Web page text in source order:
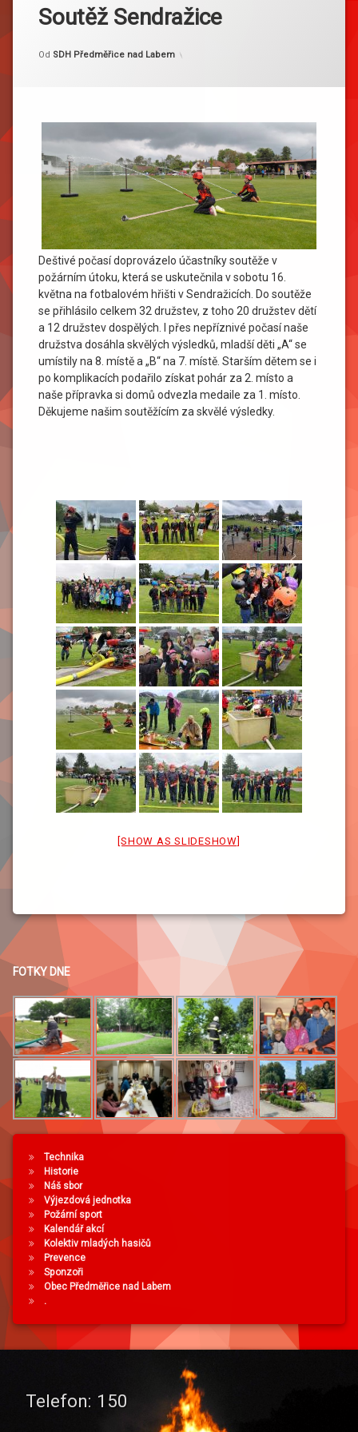
Soutěž Sendražice
Publikováno17. 5. 2026
Aktualizováno 19. 5. 2026
Od SDH Předměřice nad Labem
Deštivé počasí doprovázelo účastníky soutěže v
požárním útoku, která se uskutečnila v sobotu 16.
května na fotbalovém hřišti v Sendražicích. Do soutěže
se přihlásilo celkem 32 družstev, z toho 20 družstev dětí
a 12 družstev dospělých. I přes nepříznivé počasí naše
družstva dosáhla skvělých výsledků, mladší děti „A“ se
umístily na 8. místě a „B“ na 7. místě. Starším dětem se i
po komplikacích podařilo získat pohár za 2. místo a
naše přípravka si domů odvezla medaile za 1. místo.
Děkujeme našim soutěžícím za skvělé výsledky.
[SHOW AS SLIDESHOW]
FOTKY DNE
Technika
Historie
Náš sbor
Výjezdová jednotka
Požární sport
Kalendář akcí
Kolektiv mladých hasičů
Prevence
Sponzoři
Obec Předměřice nad Labem
.
Telefon: 150